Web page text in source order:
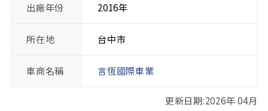
出廠年份 2016年
所在地 台中市
車商名稱 言恆國際車業
更新日期:2026年 04月